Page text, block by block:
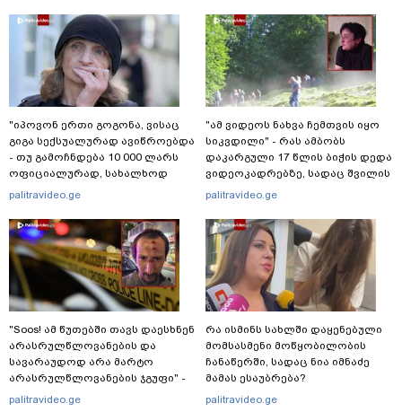
"იპოვონ ერთი გოგონა, ვისაც
გიგა სექსუალურად ავიწროებდა
- თუ გამოჩნდება 10 000 ლარს
ოფიციალურად, სახალხოდ
გადავცემ" - ეკა კუპატაძე
palitravideo.ge
"Soos! ამ წუთებში თავს დაესხნენ
არასრულწლოვანების და
სავარაუდოდ არა მარტო
არასრულწლოვანების ჯგუფი" -
რა ინფორმაციას ავრცელებს
palitravideo.ge
"ამ ვიდეოს ნახვა ჩემთვის იყო
სიკვდილი" - რას ამბობს
დაკარგული 17 წლის ბიჭის დედა
ვიდეოკადრებზე, სადაც შვილის
განწირული ვედრების ხმა
palitravideo.ge
რა ისმინს სახლში დაყენებული
მომსასმენი მოწყობილობის
ჩანაწერში, სადაც ნია იმნაძე
მამას ესაუბრება?
palitravideo.ge